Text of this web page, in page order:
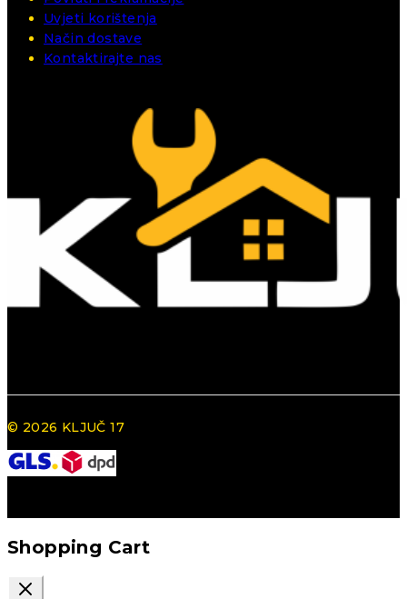
Uvjeti korištenja
Način dostave
Kontaktirajte nas
© 2026 KLJUČ 17
Shopping Cart